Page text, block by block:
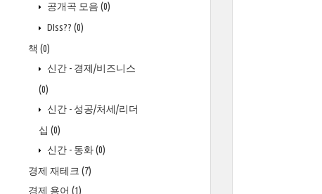
공개곡 모음 (0)
DIss?? (0)
책 (0)
신간 - 경제/비즈니스
(0)
신간 - 성공/처세/리더
십 (0)
신간 - 동화(0)
경제 재테크 (7)
경제 용어 (1)